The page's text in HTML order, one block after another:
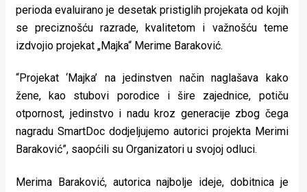
Aktivizam
Aktuelnosti
Promo
About
Urban
Magazin
perioda evaluirano je desetak pristiglih projekata od kojih
se preciznošću razrade, kvalitetom i važnošću teme
izdvojio projekat „Majka“ Merime Baraković.
“Projekat ‘Majka’ na jedinstven način naglašava kako
žene, kao stubovi porodice i šire zajednice, potiču
otpornost, jedinstvo i nadu kroz generacije zbog čega
nagradu SmartDoc dodjeljujemo autorici projekta Merimi
Baraković”, saopćili su Organizatori u svojoj odluci.
Merima Baraković, autorica najbolje ideje, dobitnica je